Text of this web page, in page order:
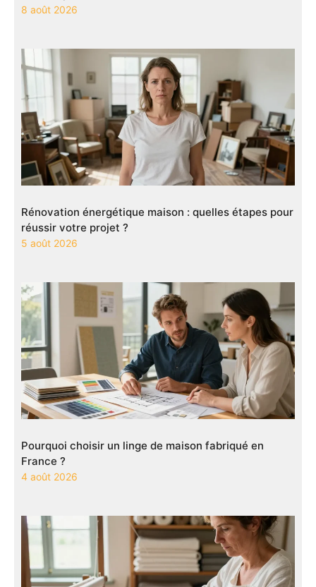
8 août 2026
Rénovation énergétique maison : quelles étapes pour
réussir votre projet ?
5 août 2026
Pourquoi choisir un linge de maison fabriqué en
France ?
4 août 2026